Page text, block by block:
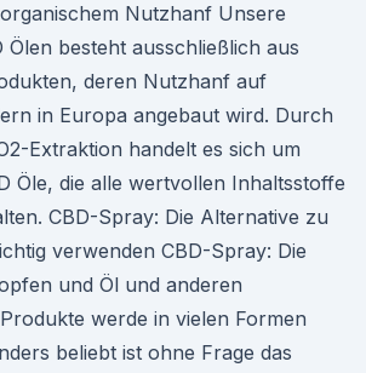
Nutzhanf Unsere
Ölen besteht ausschließlich aus
deren Nutzhanf auf
in Europa angebaut wird. Durch
Extraktion handelt es sich um
Öle, die alle wertvollen Inhaltsstoffe
CBD-Spray: Die Alternative zu
verwenden CBD-Spray: Die
und Öl und anderen
werde in vielen Formen
beliebt ist ohne Frage das